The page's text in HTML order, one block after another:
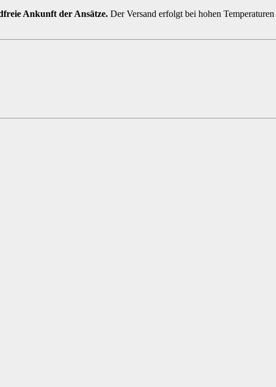
Ankunft der Ansätze. Der Versand erfolgt bei hohen Temperaturen